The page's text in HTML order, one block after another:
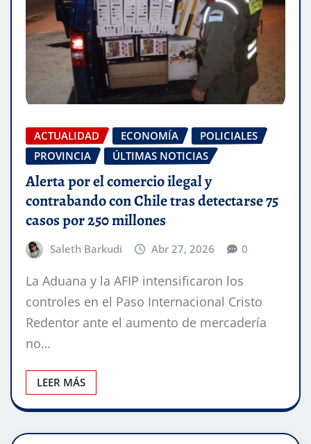
ACTUALIDAD ECONOMÍA
POLICIALES
PROVINCIA
ÚLTIMAS NOTICIAS
Alerta por el comercio ilegal y
contrabando con Chile tras detectarse 75
casos por 250 millones
Saleth Barkudi Abr 27, 2026 0
La Aduana y la AFIP intensificaron los
controles en el Paso Internacional Cristo
Redentor ante el aumento de mercadería
no…
LEER MÁS